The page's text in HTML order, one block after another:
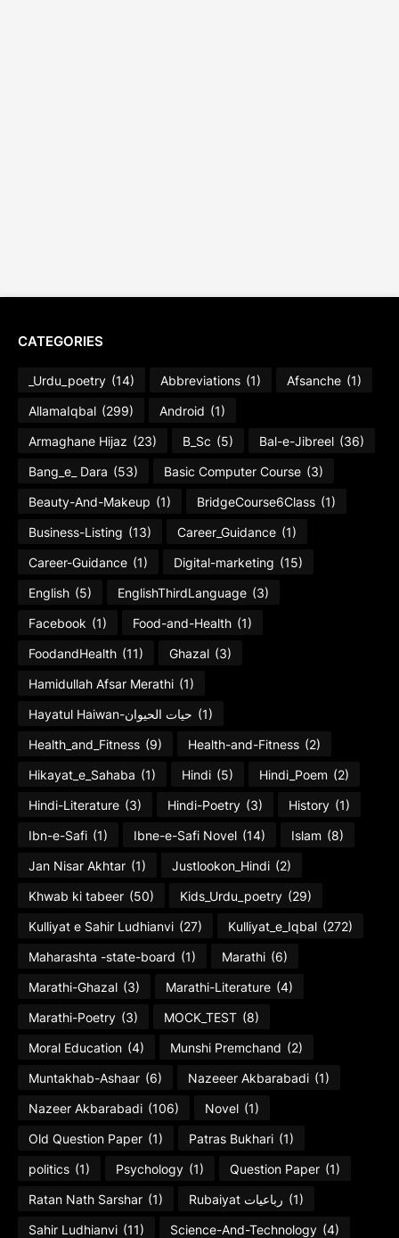
CATEGORIES
_Urdu_poetry (14) Abbreviations (1) Afsanche (1)
AllamaIqbal (299) Android (1)
Armaghane Hijaz (23) B_Sc (5) Bal-e-Jibreel (36)
Bang_e_ Dara (53) Basic Computer Course (3)
Beauty-And-Makeup (1) BridgeCourse6Class (1)
Business-Listing (13) Career_Guidance (1)
Career-Guidance (1) Digital-marketing (15)
English (5) EnglishThirdLanguage (3)
Facebook (1) Food-and-Health (1)
FoodandHealth (11) Ghazal (3)
Hamidullah Afsar Merathi (1)
Hayatul Haiwan-حیات الحیوان (1)
Health_and_Fitness (9) Health-and-Fitness (2)
Hikayat_e_Sahaba (1) Hindi (5) Hindi_Poem (2)
Hindi-Literature (3) Hindi-Poetry (3) History (1)
Ibn-e-Safi (1) Ibne-e-Safi Novel (14) Islam (8)
Jan Nisar Akhtar (1) Justlookon_Hindi (2)
Khwab ki tabeer (50) Kids_Urdu_poetry (29)
Kulliyat e Sahir Ludhianvi (27) Kulliyat_e_Iqbal (272)
Maharashta -state-board (1) Marathi (6)
Marathi-Ghazal (3) Marathi-Literature (4)
Marathi-Poetry (3) MOCK_TEST (8)
Moral Education (4) Munshi Premchand (2)
Muntakhab-Ashaar (6) Nazeeer Akbarabadi (1)
Nazeer Akbarabadi (106) Novel (1)
Old Question Paper (1) Patras Bukhari (1)
politics (1) Psychology (1) Question Paper (1)
Ratan Nath Sarshar (1) Rubaiyat رباعیات (1)
Sahir Ludhianvi (11) Science-And-Technology (4)